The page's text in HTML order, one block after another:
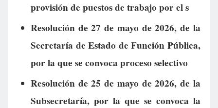
provisión de puestos de trabajo por el s
Resolución de 27 de mayo de 2026, de la
Secretaría de Estado de Función Pública,
por la que se convoca proceso selectivo
Resolución de 25 de mayo de 2026, de la
Subsecretaría, por la que se convoca la